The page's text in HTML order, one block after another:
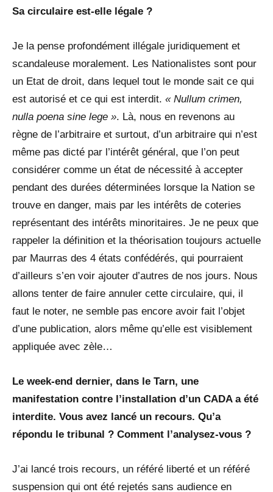
Sa circulaire est-elle légale ?
Je la pense profondément illégale juridiquement et
scandaleuse moralement. Les Nationalistes sont pour
un Etat de droit, dans lequel tout le monde sait ce qui
est autorisé et ce qui est interdit. « Nullum crimen,
nulla poena sine lege ». Là, nous en revenons au
règne de l’arbitraire et surtout, d’un arbitraire qui n’est
même pas dicté par l’intérêt général, que l’on peut
considérer comme un état de nécessité à accepter
pendant des durées déterminées lorsque la Nation se
trouve en danger, mais par les intérêts de coteries
représentant des intérêts minoritaires. Je ne peux que
rappeler la définition et la théorisation toujours actuelle
par Maurras des 4 états confédérés, qui pourraient
d’ailleurs s’en voir ajouter d’autres de nos jours. Nous
allons tenter de faire annuler cette circulaire, qui, il
faut le noter, ne semble pas encore avoir fait l’objet
d’une publication, alors même qu’elle est visiblement
appliquée avec zèle…
Le week-end dernier, dans le Tarn, une
manifestation contre l’installation d’un CADA a été
interdite. Vous avez lancé un recours. Qu’a
répondu le tribunal ? Comment l’analysez-vous ?
J’ai lancé trois recours, un référé liberté et un référé
suspension qui ont été rejetés sans audience en